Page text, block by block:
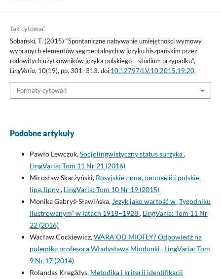
Jak cytować
Sobański, T. (2015) “Spontaniczne nabywanie umiejętności wymowy
wybranych elementów segmentalnych w języku hiszpańskim przez
rodowitych użytkowników języka polskiego – studium przypadku”,
LingVaria, 10(19), pp. 301–313. doi:10.12797/LV.10.2015.19.20.
Formaty cytowań
Podobne artykuły
Pawło Lewczuk,Socjolingwistyczny status surżyka,
LingVaria: Tom 11 Nr 21 (2016)
Mirosław Skarżyński, Rosyjskie липа, липовый i polskie
lipa, lipny, LingVaria: Tom 10 Nr 19 (2015)
Monika Gabryś-Sławińska, Język jako wartość w „Tygodniku
Ilustrowanym” w latach 1918–1928, LingVaria: Tom 11 Nr
22 (2016)
Wacław Cockiewicz,WARA OD MIOTŁY? Odpowiedź na
polemikę profesora Władysława Miodunki , LingVaria: Tom
9 Nr 17 (2014)
Rolandas Kregždys, Metodika i kriterii identifikacii